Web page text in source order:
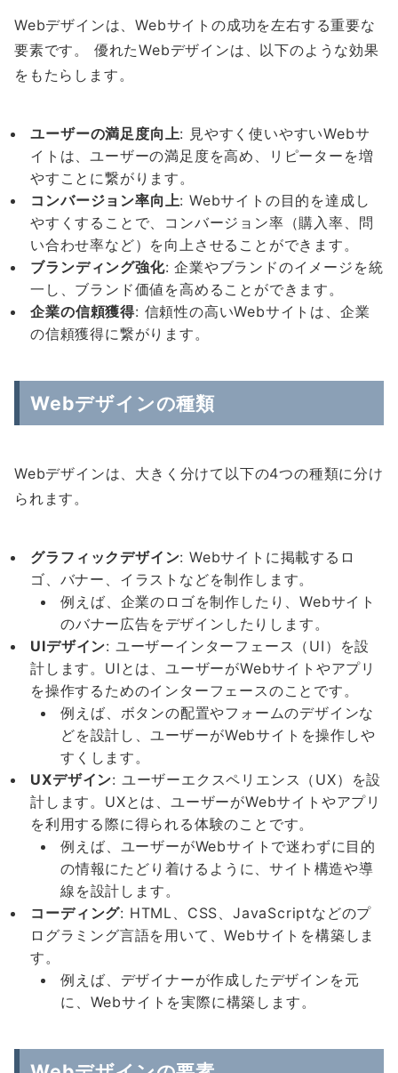
Webデザインは、Webサイトの成功を左右する重要な
要素です。 優れたWebデザインは、以下のような効果
をもたらします。
ユーザーの満足度向上: 見やすく使いやすいWebサ
イトは、ユーザーの満足度を高め、リピーターを増
やすことに繋がります。
コンバージョン率向上: Webサイトの目的を達成し
やすくすることで、コンバージョン率（購入率、問
い合わせ率など）を向上させることができます。
ブランディング強化: 企業やブランドのイメージを統
一し、ブランド価値を高めることができます。
企業の信頼獲得: 信頼性の高いWebサイトは、企業
の信頼獲得に繋がります。
Webデザインの種類
Webデザインは、大きく分けて以下の4つの種類に分け
られます。
グラフィックデザイン: Webサイトに掲載するロ
ゴ、バナー、イラストなどを制作します。
例えば、企業のロゴを制作したり、Webサイト
のバナー広告をデザインしたりします。
UIデザイン: ユーザーインターフェース（UI）を設
計します。UIとは、ユーザーがWebサイトやアプリ
を操作するためのインターフェースのことです。
例えば、ボタンの配置やフォームのデザインな
どを設計し、ユーザーがWebサイトを操作しや
すくします。
UXデザイン: ユーザーエクスペリエンス（UX）を設
計します。UXとは、ユーザーがWebサイトやアプリ
を利用する際に得られる体験のことです。
例えば、ユーザーがWebサイトで迷わずに目的
の情報にたどり着けるように、サイト構造や導
線を設計します。
コーディング: HTML、CSS、JavaScriptなどのプ
ログラミング言語を用いて、Webサイトを構築しま
す。
例えば、デザイナーが作成したデザインを元
に、Webサイトを実際に構築します。